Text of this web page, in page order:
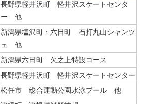
長野県軽井沢町 軽井沢スケートセンタ
ー 他
新潟県塩沢町・六日町 石打丸山シャンツ
ェ 他
新潟県六日町 欠之上特設コース
長野県軽井沢町 軽井沢スケートセンター
松任市 総合運動公園水泳プール 他